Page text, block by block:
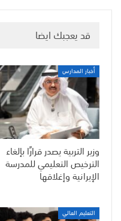
قد يعجبك ايضا
أخبار المدارس
وزير التربية يصدر قرارًا بإلغاء
الترخيص التعليمي للمدرسة
الإيرانية وإغلاقها
التعليم العالي